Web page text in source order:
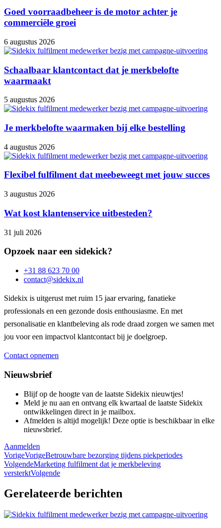
Goed voorraadbeheer is de motor achter je
commerciële groei
6 augustus 2026
Schaalbaar klantcontact dat je merkbelofte
waarmaakt
5 augustus 2026
Je merkbelofte waarmaken bij elke bestelling
4 augustus 2026
Flexibel fulfilment dat meebeweegt met jouw succes
3 augustus 2026
Wat kost klantenservice uitbesteden?
31 juli 2026
Opzoek naar een sidekick?
+31 88 623 70 00
contact@sidekix.nl
Sidekix is uitgerust met ruim 15 jaar ervaring, fanatieke
professionals en een gezonde dosis enthousiasme. En met
personalisatie en klantbeleving als rode draad zorgen we samen met
jou voor een impactvol klantcontact bij je doelgroep.
Contact opnemen
Nieuwsbrief
Blijf op de hoogte van de laatste Sidekix nieuwtjes!
Meld je nu aan en ontvang elk kwartaal de laatste Sidekix
ontwikkelingen direct in je mailbox.
Afmelden is altijd mogelijk! Deze optie is beschikbaar in elke
nieuwsbrief.
Aanmelden
VorigeVorigeBetrouwbare bezorging tijdens piekperiodes
VolgendeMarketing fulfilment dat je merkbeleving
versterktVolgende
Gerelateerde berichten